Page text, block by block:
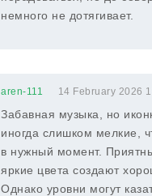
немного не дотягивает.
aren-111 14 February 2026
Забавная музыка, но
иногда слишком мелкие,
в нужный момент.
яркие цвета создают
Однако уровни могут